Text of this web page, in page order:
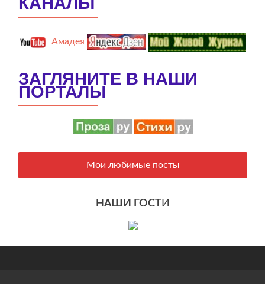
Амадея
ЗАГЛЯНИТЕ В НАШИ
ПОРТАЛЫ
Мои любимые посты
НАШИ ГОСТИ